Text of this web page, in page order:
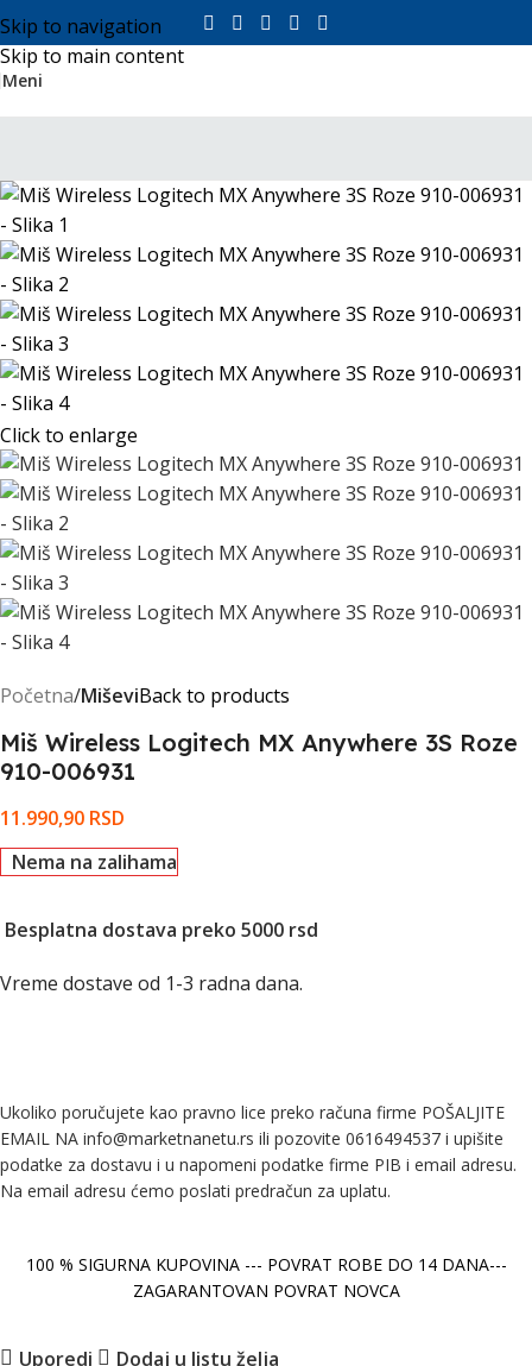
Skip to navigation
Skip to main content
Meni
Click to enlarge
Početna MiševiBack to products
Miš Wireless Logitech MX Anywhere 3S Roze
910-006931
11.990,90 RSD
Nema na zalihama
Besplatna dostava preko 5000 rsd
Vreme dostave od 1-3 radna dana.
Ukoliko poručujete kao pravno lice preko računa firme POŠALJITE
EMAIL NA info@marketnanetu.rs ili pozovite 0616494537 i upišite
podatke za dostavu i u napomeni podatke firme PIB i email adresu.
Na email adresu ćemo poslati predračun za uplatu.
100 % SIGURNA KUPOVINA --- POVRAT ROBE DO 14 DANA---
ZAGARANTOVAN POVRAT NOVCA
Uporedi
Dodaj u listu želja